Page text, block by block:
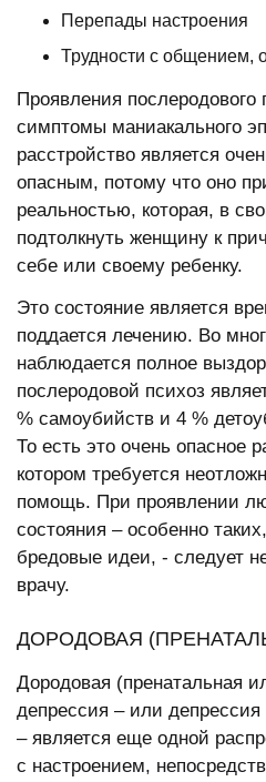
Перепады настроения
Трудности с общением,
Проявления
симптомы маниакального
расстройство является
опасным, потому что оно
реальностью, которая, в
подтолкнуть женщину к
себе или своему ребенку.
Это состояние является
поддается лечению. Во
наблюдается полное
послеродовой психоз
% самоубийств и 4 %
То есть это очень опасное
котором требуется
помощь. При проявлении
состояния – особенно
бредовые идеи, - следует
врачу.
ДОРОДОВАЯ
Дородовая (пренатальная
депрессия – или
– является еще одной
с настроением,